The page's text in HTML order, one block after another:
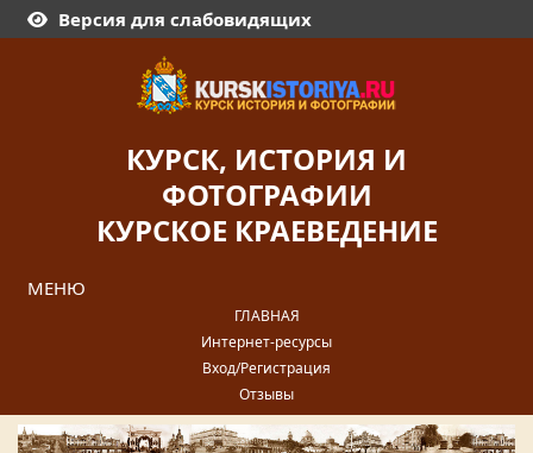
Версия для слабовидящих
КУРСК, ИСТОРИЯ И
ФОТОГРАФИИ
КУРСКОЕ КРАЕВЕДЕНИЕ
МЕНЮ
ГЛАВНАЯ
Интернет-ресурсы
Вход/Регистрация
Отзывы